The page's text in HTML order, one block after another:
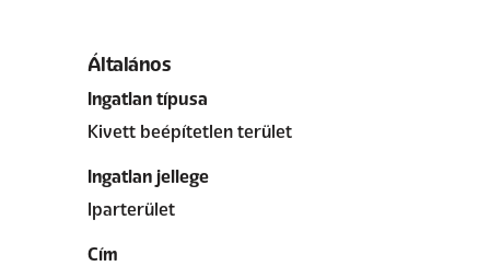
Általános
Ingatlan típusa
Kivett beépítetlen terület
Ingatlan jellege
Iparterület
Cím